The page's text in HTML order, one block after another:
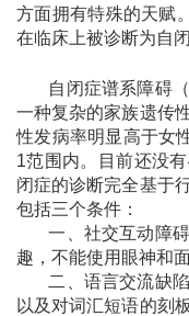
方面拥有特殊的天赋
在临床上被诊断为自
自闭症谱系障碍
一种复杂的家族遗传
性发病率明显高于女
1范围内。目前还没
闭症的诊断完全基于
包括三个条件：
一、 社交互动障碍
趣，不能使用眼神和
二、语言交流缺陷
以及对词汇短语的刻